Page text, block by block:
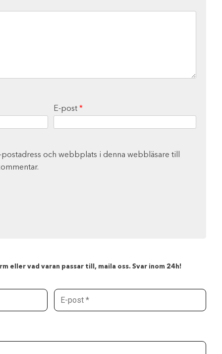
E-post*
och webbplats i denna webbläsare till
eller vad varan passar till, maila oss. Svar inom 24h!